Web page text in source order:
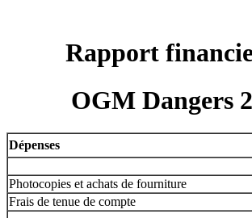
Rapport
OGM Dangers
Dépenses
Photocopies et achats de fourniture
Frais de tenue de compte